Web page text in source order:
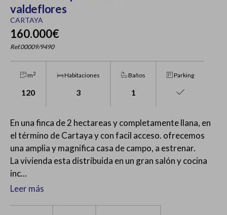
valdeflores
CARTAYA
160.000€
Ref.00009/9490
m2
120
Habitaciones
3
Baños
1
Parking
En una finca de 2 hectareas y completamente llana, en
el término de Cartaya y con facil acceso. ofrecemos
una amplia y magnifica casa de campo, a estrenar.
La vivienda esta distribuida en un gran salón y cocina
inc...
Leer más